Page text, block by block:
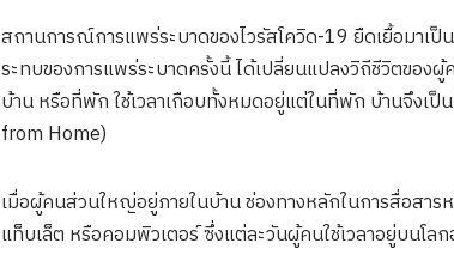
สถานการณ์การแพร่ระบาดของไวรัสโควิด-19 ยืดเยื้อมาเ
ระทบของการแพร่ระบาดครั้งนี้ ได้เปลี่ยนแปลงวิถีชีวิตข
บ้าน หรือที่พัก ใช้เวลาเกือบทั้งหมดอยู่แต่ในที่พัก บ้านจึงเ
from Home)
เมื่อผู้คนส่วนใหญ่อยู่ภายในบ้าน ช่องทางหลักในการสื่อสา
แท็บเล็ต หรือคอมพิวเตอร์ ซึ่งแต่ละวันผู้คนใช้เวลาอยู่บนโล